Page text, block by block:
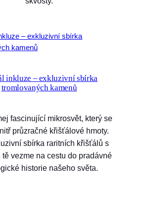
inkluze – exkluzivní sbírka
tromlovaných kamenů
fascinující mikrosvět, který se
průzračné křišťálové hmoty.
sbírka raritních křišťálů s
tě vezme na cestu do pradávné
historie našeho světa.